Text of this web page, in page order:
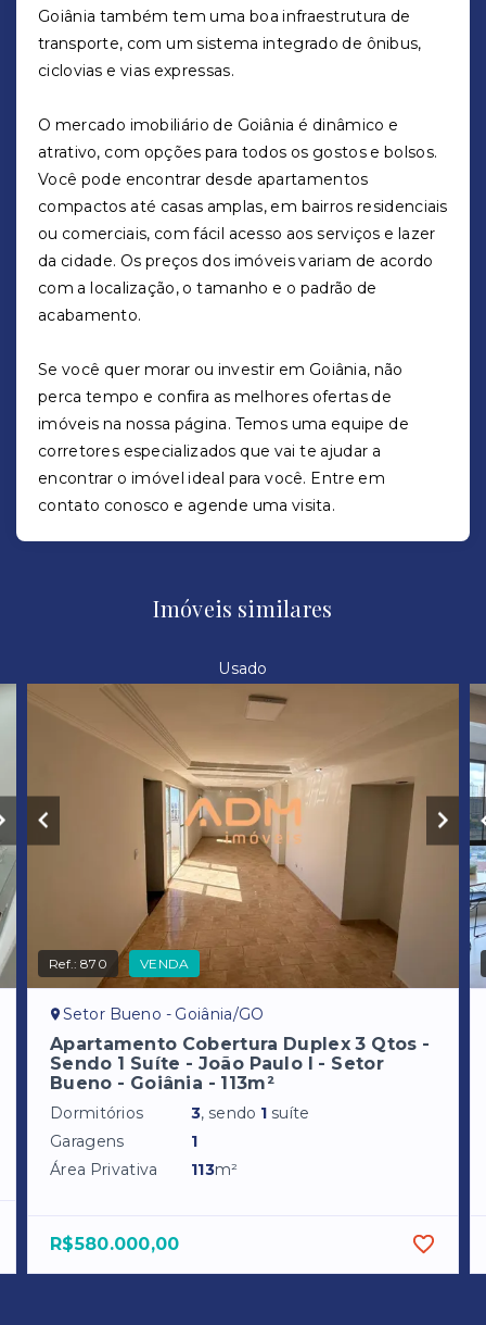
Goiânia também tem uma boa infraestrutura de
transporte, com um sistema integrado de ônibus,
ciclovias e vias expressas.
O mercado imobiliário de Goiânia é dinâmico e
atrativo, com opções para todos os gostos e bolsos.
Você pode encontrar desde apartamentos
compactos até casas amplas, em bairros residenciais
ou comerciais, com fácil acesso aos serviços e lazer
da cidade. Os preços dos imóveis variam de acordo
com a localização, o tamanho e o padrão de
acabamento.
Se você quer morar ou investir em Goiânia, não
perca tempo e confira as melhores ofertas de
imóveis na nossa página. Temos uma equipe de
corretores especializados que vai te ajudar a
encontrar o imóvel ideal para você. Entre em
contato conosco e agende uma visita.
Imóveis similares
Usado
Ref.:870 VENDA
Setor Bueno - Goiânia/GO
Apartamento Cobertura Duplex 3 Qtos -
Sendo 1 Suíte - João Paulo I - Setor
Bueno - Goiânia - 113m²
Dormitórios 3, sendo 1 suíte
Garagens
1
Área Privativa
113m²
R$580.000,00